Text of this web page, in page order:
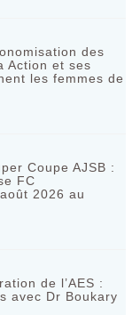
des
Action et ses
les femmes de
Coupe AJSB :
FC
2026 au
de l’AES :
avec Dr Boukary